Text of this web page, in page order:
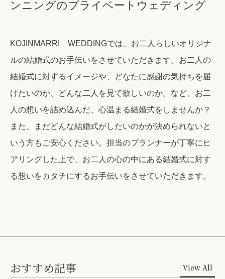
ンニングのプライベートウェディング
KOJINMARRI WEDDINGでは、お二人らしいオリジナ
ルの結婚式のお手伝いをさせていただきます。お二人の
結婚式に対するイメージや、どなたに感謝の気持ちを届
けたいのか、どんな二人を見て欲しいのか。など、お二
人の想いを詰め込んだ、心温まる結婚式をしませんか？
また、まだどんな結婚式がしたいのかが決められないと
いう方もご安心ください。担当のプランナーが丁寧にヒ
アリングした上で、お二人の心の中にある結婚式に対す
る想いをカタチにするお手伝いをさせていただきます。
おすすめ記事 View All